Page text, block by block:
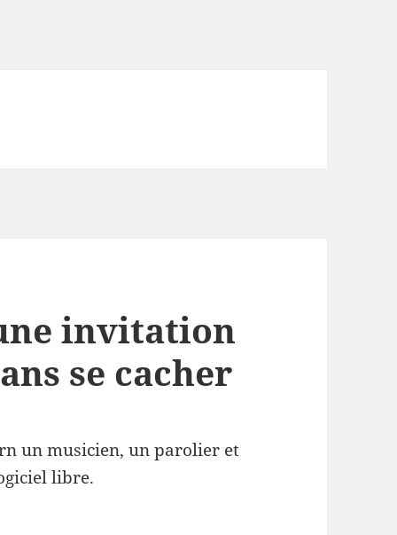
invitation
se cacher
un musicien, un parolier et
libre.